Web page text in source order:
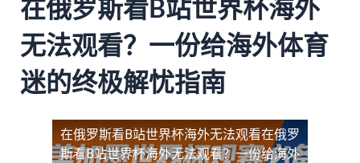
在俄罗斯看B站世界杯海外
无法观看？一份给海外体育
迷的终极解忧指南
在俄罗斯看B站世界杯海外无法观看在俄罗
斯看B站世界杯海外无法观看？一份给海外